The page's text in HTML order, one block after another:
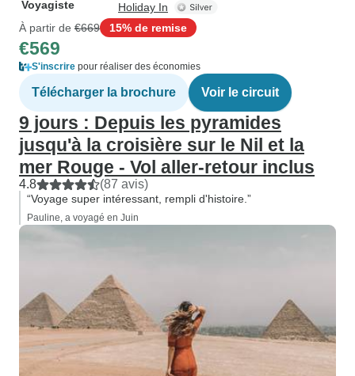
Voyagiste
Holiday In
À partir de €669 15% de remise
€569
S'inscrire pour réaliser des économies
Télécharger la brochure Voir le circuit
9 jours : Depuis les pyramides
jusqu'à la croisière sur le Nil et la
mer Rouge - Vol aller-retour inclus
4.8 (87 avis)
“Voyage super intéressant, rempli d'histoire.”
Pauline, a voyagé en Juin